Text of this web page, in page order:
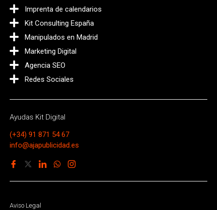
Imprenta de calendarios
Kit Consulting España
Manipulados en Madrid
Marketing Digital
Agencia SEO
Redes Sociales
Ayudas Kit Digital
(+34) 91 871 54 67
info@ajapublicidad.es
Aviso Legal